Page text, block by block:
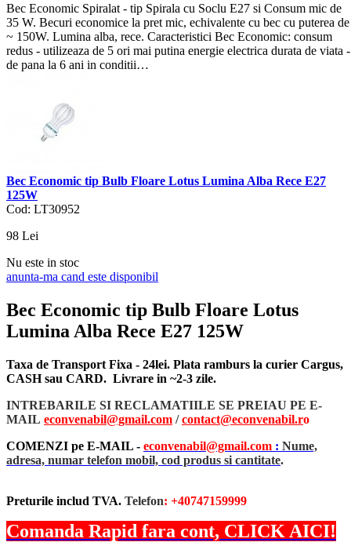
Bec Economic Spiralat - tip Spirala cu Soclu E27 si Consum mic de
35 W. Becuri economice la pret mic, echivalente cu bec cu puterea de
~ 150W. Lumina alba, rece. Caracteristici Bec Economic: consum
redus - utilizeaza de 5 ori mai putina energie electrica durata de viata -
de pana la 6 ani in conditii…
Bec Economic tip Bulb Floare Lotus Lumina Alba Rece E27
125W
Cod: LT30952
98 Lei
Nu este in stoc
anunta-ma cand este disponibil
Bec Economic tip Bulb Floare Lotus
Lumina Alba Rece E27 125W
Taxa de Transport Fixa - 24lei. Plata ramburs la curier Cargus,
CASH sau CARD. Livrare in ~2-3 zile.
INTREBARILE SI RECLAMATIILE SE PREIAU PE E-
MAIL econvenabil@gmail.com /contact@econvenabil.ro
COMENZI pe E-MAIL - econvenabil@gmail.com : Nume,
adresa, numar telefon mobil, cod produs si cantitate.
Preturile includ TVA. Telefon: +40747159999
Comanda Rapid fara cont, CLICK AICI!